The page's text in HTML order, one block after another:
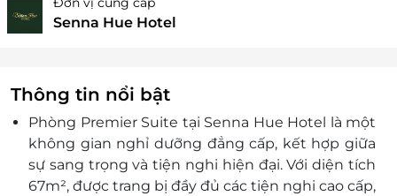
Senna Hue Hotel
Thông tin nổi bật
Phòng Premier Suite tại Senna Hue Hotel là một
không gian nghỉ dưỡng đẳng cấp, kết hợp giữa
sự sang trọng và tiện nghi hiện đại. Với diện tích
67m², được trang bị đầy đủ các tiện nghi cao cấp,